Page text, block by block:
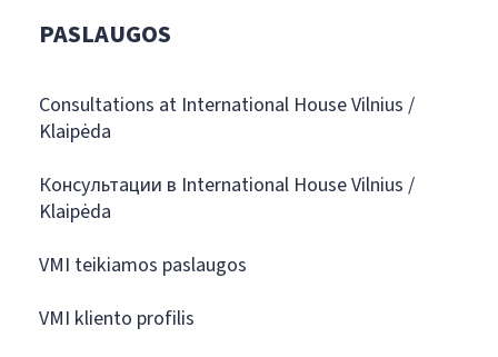
PASLAUGOS
Consultations at International House Vilnius /
Klaipėda
Консультации в International House Vilnius /
Klaipėda
VMI teikiamos paslaugos
VMI kliento profilis